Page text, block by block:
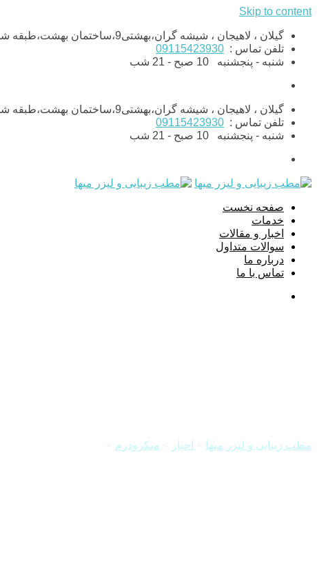
Skip to content
گیلان ، لاهیجان ، شیشه گران،بهشتی9،ساختمان بهشت،طبقه ششم،واحد11
تلفن تماس : 09115423930
شنبه - پنجشنبه
گیلان ، لاهیجان ، شیشه گران،بهشتی9،ساختمان بهشت،طبقه ششم،واحد11
تلفن تماس : 09115423930
شنبه - پنجشنبه
صفحه نخست
خدمات
اخبار و مقالات
سوالات متداول
درباره ما
تماس با ما
مطب زیبایی و لیزر میها اخبار میکرودرم